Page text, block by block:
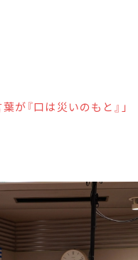
『口は災いのもと』」